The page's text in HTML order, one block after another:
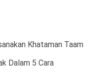
Khataman Taam
Dalam 5 Cara